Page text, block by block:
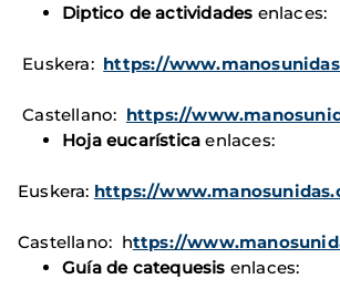
Diptico de actividades enlaces:
Euskera: https://
Castellano: https://
Hoja eucarísticaenlaces:
Euskera: https://
Castellano: https://
Guía de catequesis enlaces: